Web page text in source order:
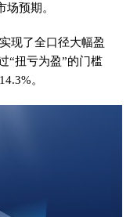
预期。
现了全口径大幅盈
“扭亏为盈”的门槛
。